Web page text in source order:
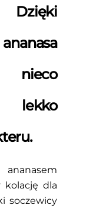
lekko
dla
soczewicy